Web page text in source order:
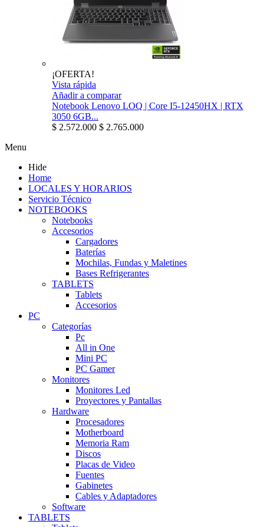
¡OFERTA!
Vista rápida
Añadir a comparar
Notebook Lenovo LOQ | Core I5-12450HX | RTX
3050 6GB...
$ 2.572.000 $ 2.765.000
Menu
Hide
Home
LOCALES Y HORARIOS
Servicio Técnico
NOTEBOOKS
Notebooks
Accesorios
Cargadores
Baterías
Mochilas, Fundas y Maletines
Bases Refrigerantes
TABLETS
Tablets
Accesorios
PC
Categorías
Pc
All in One
Mini PC
PC Gamer
Monitores
Monitores Led
Proyectores y Pantallas
Hardware
Procesadores
Motherboard
Memoria Ram
Discos
Placas de Video
Fuentes
Gabinetes
Cables y Adaptadores
Software
TABLETS